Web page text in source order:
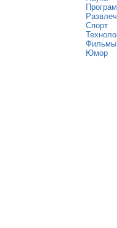
Спорт
Фильмы
Юмор